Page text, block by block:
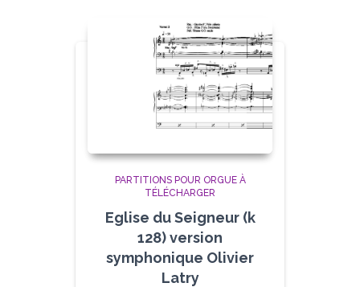
PARTITIONS POUR ORGUE À
TÉLÉCHARGER
Eglise du Seigneur (k
128) version
symphonique Olivier
Latry